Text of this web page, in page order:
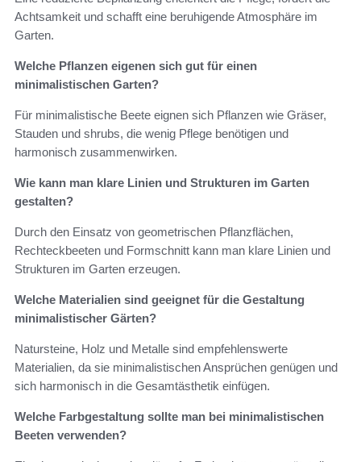
Achtsamkeit und schafft eine beruhigende Atmosphäre im
Garten.
Welche Pflanzen eigenen sich gut für einen
minimalistischen Garten?
Für minimalistische Beete eignen sich Pflanzen wie Gräser,
Stauden und shrubs, die wenig Pflege benötigen und
harmonisch zusammenwirken.
Wie kann man klare Linien und Strukturen im Garten
gestalten?
Durch den Einsatz von geometrischen Pflanzflächen,
Rechteckbeeten und Formschnitt kann man klare Linien und
Strukturen im Garten erzeugen.
Welche Materialien sind geeignet für die Gestaltung
minimalistischer Gärten?
Natursteine, Holz und Metalle sind empfehlenswerte
Materialien, da sie minimalistischen Ansprüchen genügen und
sich harmonisch in die Gesamtästhetik einfügen.
Welche Farbgestaltung sollte man bei minimalistischen
Beeten verwenden?